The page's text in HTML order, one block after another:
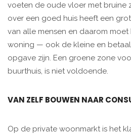
voeten de oude vloer met bruine
over een goed huis heeft een
van alle mensen en daarom
woning — ook de kleine en
opgave zijn. Een groene zone
buurthuis, is niet voldoende.
VAN ZELF BOUWEN NAAR
Op de private woonmarkt is het